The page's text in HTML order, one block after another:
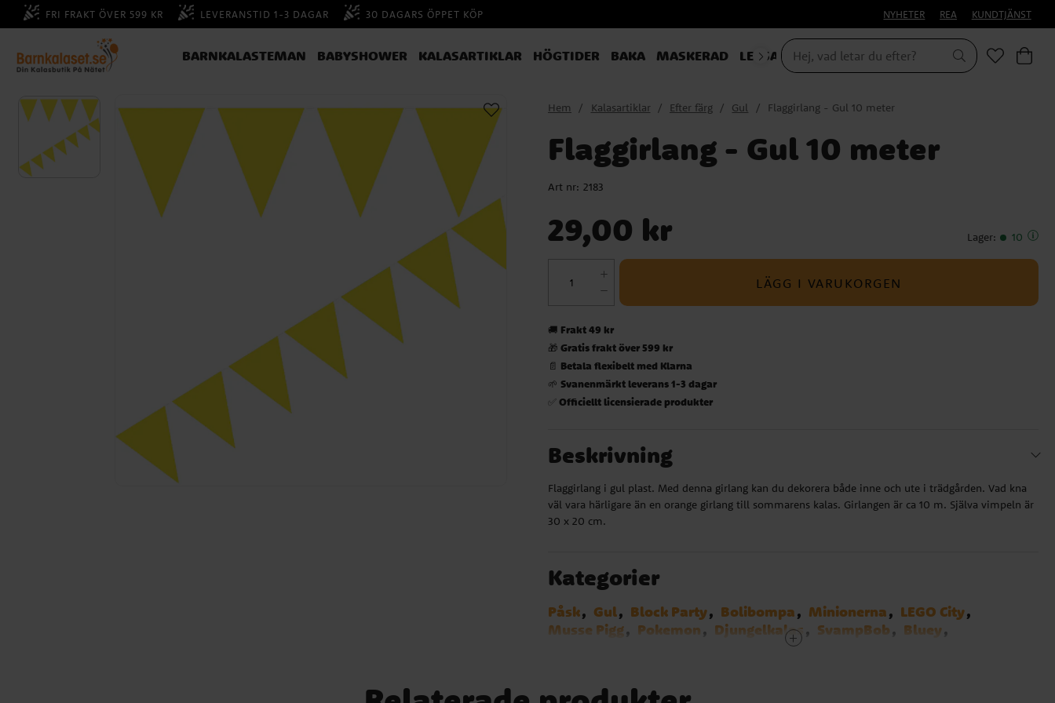
FRI FRAKT ÖVER 599 KR LEVERANSTID 1-3 DAGAR 30 DAGARS ÖPPET KÖP NYHETER REA KUNDTJÄNST
BARNKALASTEMAN BABYSHOWER KALASARTIKLAR HÖGTIDER BAKA MASKERAD LEKSAKER & PRESENTER
Hem Kalasartiklar Efter färg Gul Flaggirlang - Gul 10 meter
Flaggirlang - Gul 10 meter
Art nr: 2183
29,00 kr Lager: 10
LÄGG I VARUKORGEN
🚚 Frakt 49 kr
🎁Gratis frakt över 599 kr
📄 Betala flexibelt med Klarna
🌱Svanenmärkt leverans 1-3 dagar
✅Officiellt licensierade produkter
Beskrivning
Flaggirlang i gul plast. Med denna girlang kan du dekorera både inne och ute i trädgården. Vad kna
väl vara härligare än en orange girlang till sommarens kalas. Girlangen är ca 10 m. Själva vimpeln är
30 x 20 cm.
Kategorier
Påsk Gul Block Party Bolibompa Minionerna
LEGO City
Musse Pigg
Pokemon Djungelkalas SvampBob
Bluey
Transformers
Biet Maja
Baby Shark